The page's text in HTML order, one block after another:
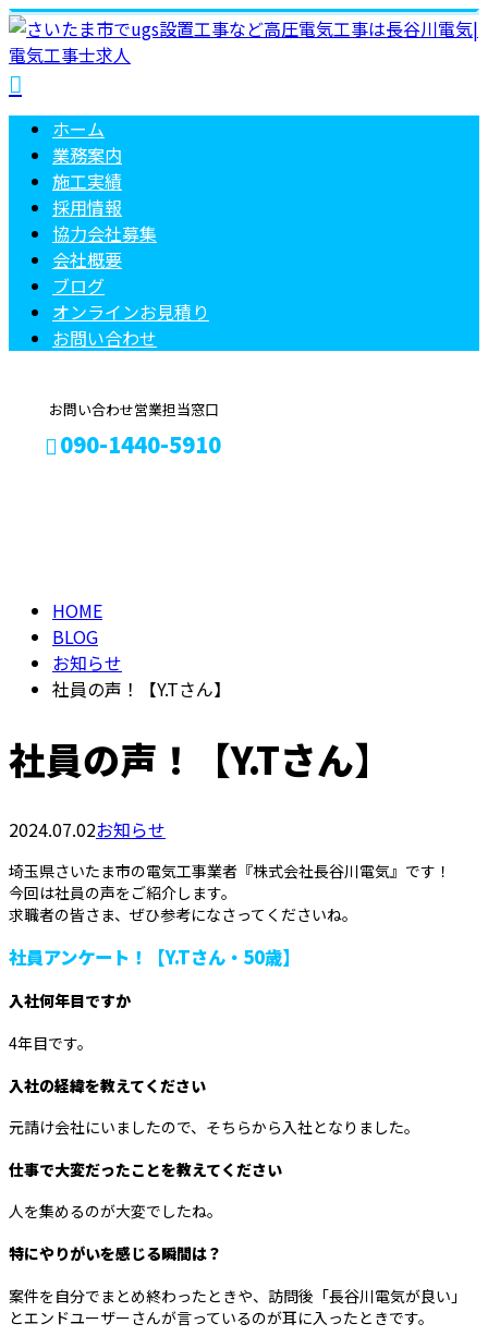
ホーム
業務案内
施工実績
採用情報
協力会社募集
会社概要
ブログ
オンラインお見積り
お問い合わせ
お問い合わせ営業担当窓口
090-1440-5910
HOME
BLOG
お知らせ
社員の声！【Y.Tさん】
社員の声！【Y.Tさん】
2024.07.02お知らせ
埼玉県さいたま市の電気工事業者『株式会社長谷川電気』です！
今回は社員の声をご紹介します。
求職者の皆さま、ぜひ参考になさってくださいね。
社員アンケート！【Y.Tさん・50歳】
入社何年目ですか
4年目です。
入社の経緯を教えてください
元請け会社にいましたので、そちらから入社となりました。
仕事で大変だったことを教えてください
人を集めるのが大変でしたね。
特にやりがいを感じる瞬間は？
案件を自分でまとめ終わったときや、訪問後「長谷川電気が良い」
とエンドユーザーさんが言っているのが耳に入ったときです。